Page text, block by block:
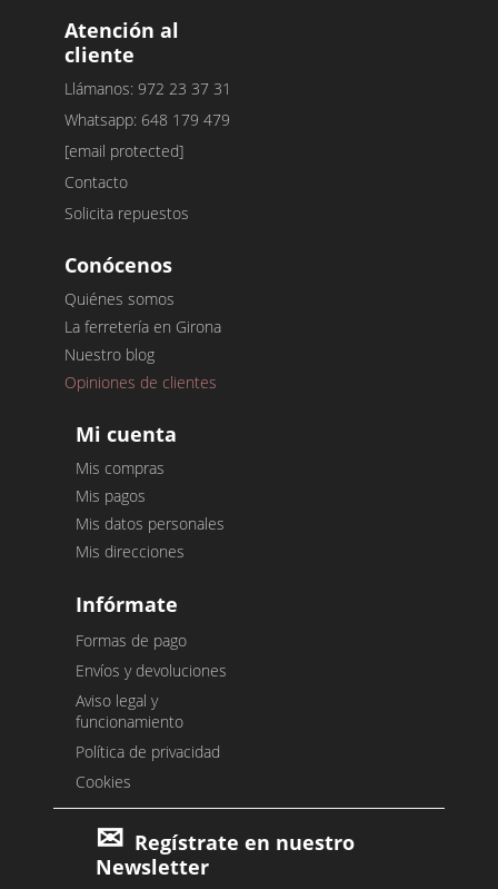
Atención al
cliente
Llámanos: 972 23 37 31
Whatsapp: 648 179 479
[email protected]
Contacto
Solicita repuestos
Conócenos
Quiénes somos
La ferretería en Girona
Nuestro blog
Opiniones de clientes
Mi cuenta
Mis compras
Mis pagos
Mis datos personales
Mis direcciones
Infórmate
Formas de pago
Envíos y devoluciones
Aviso legal y
funcionamiento
Política de privacidad
Cookies
Regístrate en nuestro
Newsletter